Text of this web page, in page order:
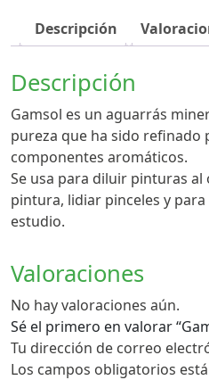
Descripción
Descripción
Gamsol es un aguarrás
pureza que ha sido refinado
componentes aromáticos.
Se usa para diluir pinturas
pintura, lidiar pinceles y
estudio.
Valoraciones
No hay valoraciones aún.
Sé el primero en valorar
Tu dirección de correo
Los campos obligatorios